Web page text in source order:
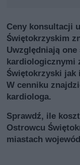
Ceny konsultacji
Świętokrzyskim
Uwzględniają
kardiologicznymi
Świętokrzyski jak
W cenniku
kardiologa.
Sprawdź, ile
Ostrowcu
miastach